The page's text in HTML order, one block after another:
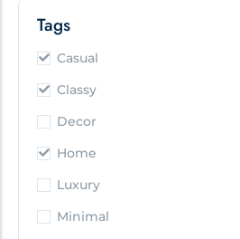
Tags
Casual
Classy
Decor
Home
Luxury
Minimal